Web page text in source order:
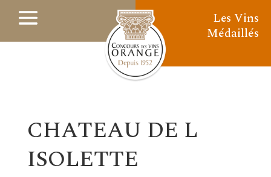
Les Vins
Médaillés
CHATEAU DE L
ISOLETTE